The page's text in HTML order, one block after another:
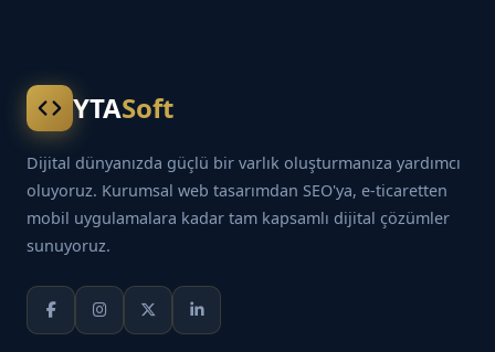
YTASoft
Dijital dünyanızda güçlü bir varlık oluşturmanıza yardımcı
oluyoruz. Kurumsal web tasarımdan SEO'ya, e-ticaretten
mobil uygulamalara kadar tam kapsamlı dijital çözümler
sunuyoruz.